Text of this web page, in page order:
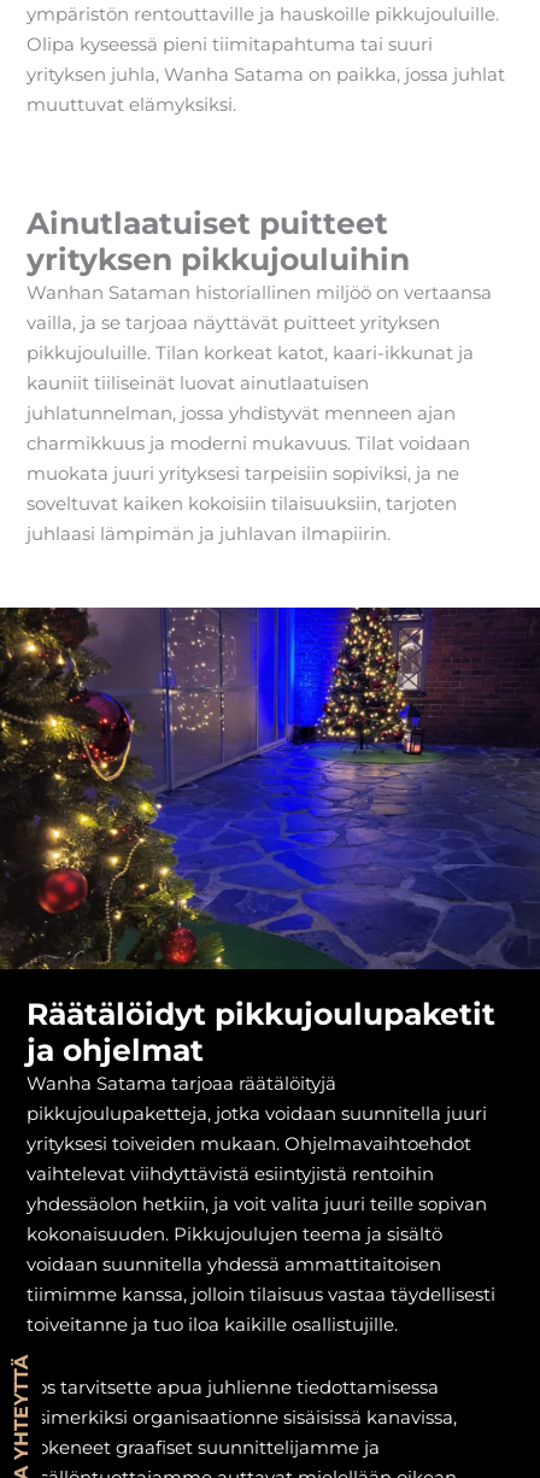
ympäristön rentouttaville ja hauskoille pikkujouluille.
Olipa kyseessä pieni tiimitapahtuma tai suuri
yrityksen juhla, Wanha Satama on paikka, jossa juhlat
muuttuvat elämyksiksi.
Ainutlaatuiset puitteet
yrityksen pikkujouluihin
Wanhan Sataman historiallinen miljöö on vertaansa
vailla, ja se tarjoaa näyttävät puitteet yrityksen
pikkujouluille. Tilan korkeat katot, kaari-ikkunat ja
kauniit tiiliseinät luovat ainutlaatuisen
juhlatunnelman, jossa yhdistyvät menneen ajan
charmikkuus ja moderni mukavuus. Tilat voidaan
muokata juuri yrityksesi tarpeisiin sopiviksi, ja ne
soveltuvat kaiken kokoisiin tilaisuuksiin, tarjoten
juhlaasi lämpimän ja juhlavan ilmapiirin.
Räätälöidyt pikkujoulupaketit
ja ohjelmat
Wanha Satama tarjoaa räätälöityjä
pikkujoulupaketteja, jotka voidaan suunnitella juuri
yrityksesi toiveiden mukaan. Ohjelmavaihtoehdot
vaihtelevat viihdyttävistä esiintyjistä rentoihin
yhdessäolon hetkiin, ja voit valita juuri teille sopivan
kokonaisuuden. Pikkujoulujen teema ja sisältö
voidaan suunnitella yhdessä ammattitaitoisen
tiimimme kanssa, jolloin tilaisuus vastaa täydellisesti
toiveitanne ja tuo iloa kaikille osallistujille.
Jos tarvitsette apua juhlienne tiedottamisessa
esimerkiksi organisaationne sisäisissä kanavissa,
kokeneet graafiset suunnittelijamme ja
OTA YHTEYTTÄ